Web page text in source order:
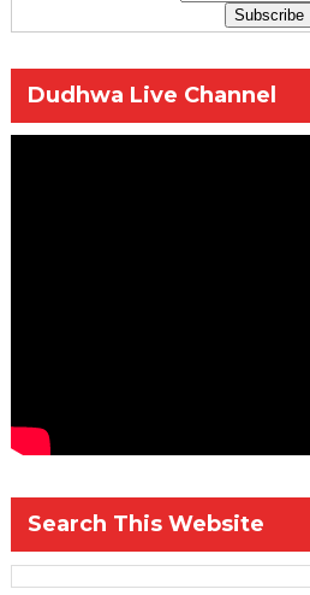
Dudhwa Live Channel
Search This Website